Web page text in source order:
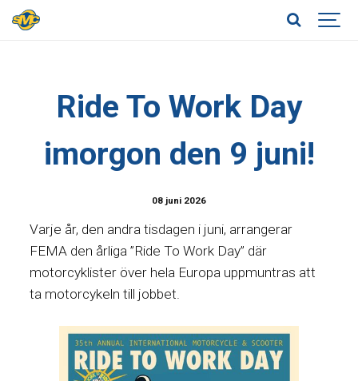
Ride To Work Day
imorgon den 9 juni!
08 juni 2026
Varje år, den andra tisdagen i juni, arrangerar
FEMA den årliga ”Ride To Work Day” där
motorcyklister över hela Europa uppmuntras att
ta motorcykeln till jobbet.